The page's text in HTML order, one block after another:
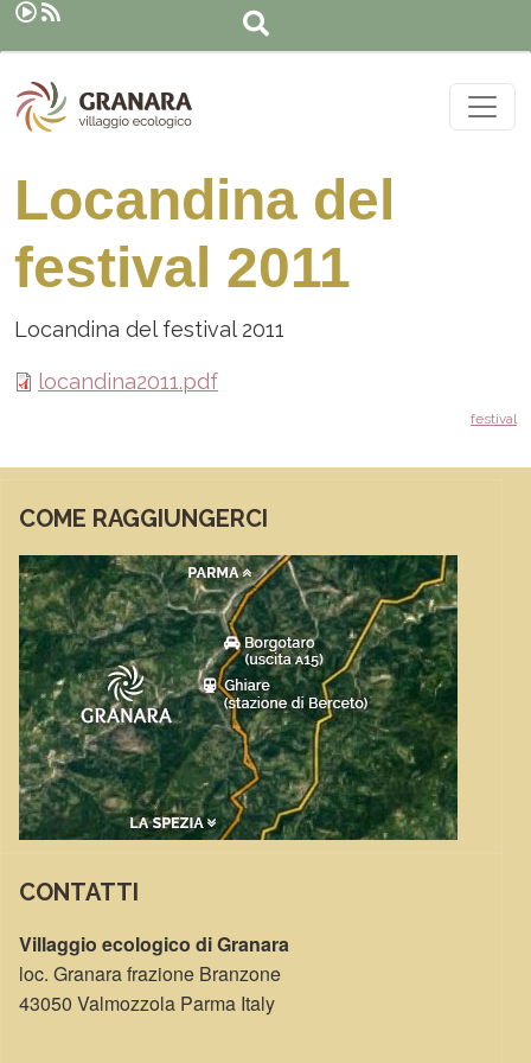
Salta al contenuto principale
Locandina del
festival 2011
Locandina del festival 2011
locandina2011.pdf
festival
COME RAGGIUNGERCI
CONTATTI
Villaggio ecologico di Granara
loc. Granara frazione Branzone
43050 Valmozzola Parma Italy